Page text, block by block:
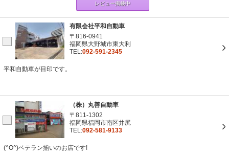
レビュー掲載中
有限会社平和自動車
〒816-0941
福岡県大野城市東大利
TEL:092-591-2345
平和自動車が目印です。
（株）丸善自動車
〒811-1302
福岡県福岡市南区井尻
TEL:092-581-9133
(^O^)ベテラン揃いのお店です!